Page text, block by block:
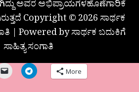
ಅವರ ಅಭಿಪ್ರಾಯಗಳಹೊಣೆಗಾರಿಕೆ
Copyright © 2026 ಸಾರ್ಥಕ
| Powered by ಸಾರ್ಥಕ ಬದುಕಿಗೆ
ಸಾಹಿತ್ಯ ಸಂಗಾತಿ
More